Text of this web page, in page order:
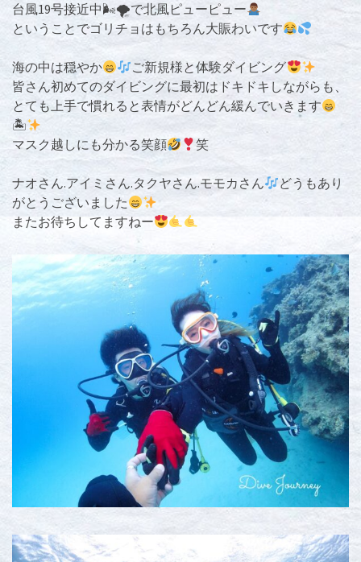
台風19号接近中🌬🌪で北風ピューピュー
ということでゴリチョはもちろん大賑わいです
海の中は穏やか
ご新規様と体験ダイビング
皆さん初めてのダイビングに最初はドキドキしながらも、
とても上手で慣れると表情がどんどん緩んでいきます
🏝
マスク越しにも分かる笑顔
笑
ナオさん.アイミさん.タクヤさん.モモカさん
どうもあり
がとうございました
またお待ちしてますねー